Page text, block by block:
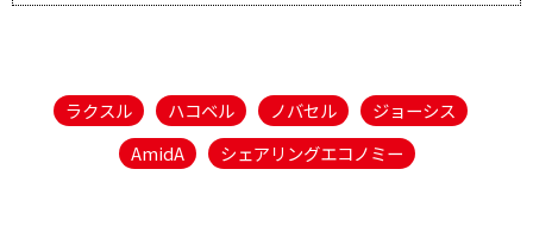
ラクスル ハコベル ノバセル
ジョーシス
AmidA
シェアリングエコノミー